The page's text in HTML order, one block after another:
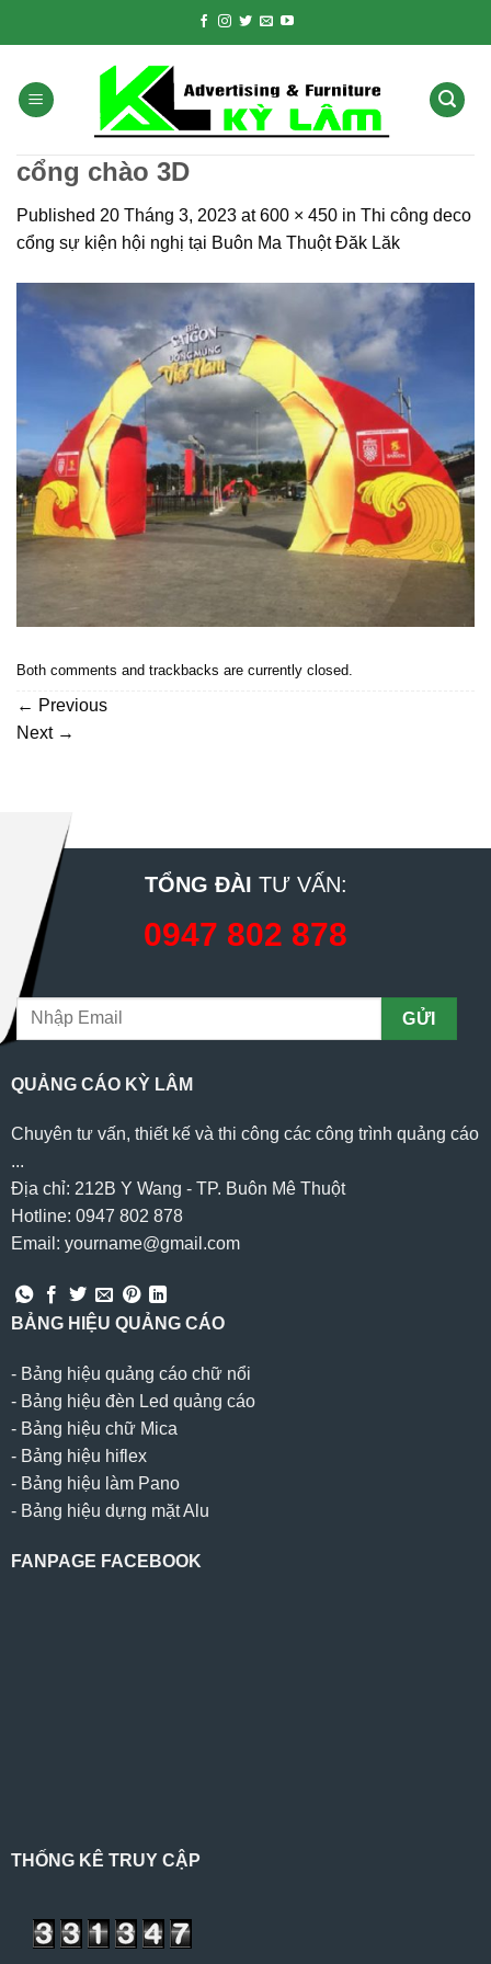
cổng chào 3D
Published 20 Tháng 3, 2023 at600 × 450 in Thi công deco
cổng sự kiện hội nghị tại Buôn Ma Thuột Đăk Lăk
Both comments and trackbacks are currently closed.
← Previous
Next →
TỔNG ĐÀI TƯ VẤN:
0947 802 878
QUẢNG CÁO KỲ LÂM
Chuyên tư vấn, thiết kế và thi công các công trình quảng cáo
...
Địa chỉ: 212B Y Wang - TP. Buôn Mê Thuột
Hotline: 0947 802 878
Email: yourname@gmail.com
BẢNG HIỆU QUẢNG CÁO
- Bảng hiệu quảng cáo chữ nổi
- Bảng hiệu đèn Led quảng cáo
- Bảng hiệu chữ Mica
- Bảng hiệu hiflex
- Bảng hiệu làm Pano
- Bảng hiệu dựng mặt Alu
FANPAGE FACEBOOK
THỐNG KÊ TRUY CẬP